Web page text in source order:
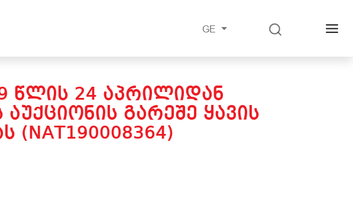
GE
ᲬᲚᲘᲡ 24 ᲐᲞᲠᲘᲚᲘᲓᲐᲜ
ᲒᲐᲠᲔᲨᲔ ᲧᲐᲕᲘᲡ